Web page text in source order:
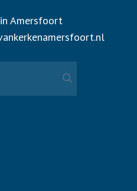
Amersfoort
naar: